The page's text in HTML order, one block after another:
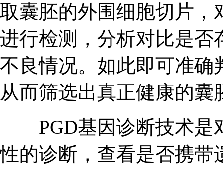
取囊胚的外围细胞切片，
进行检测，分析对比是否
不良情况。如此即可准确
从而筛选出真正健康的囊
PGD基因诊断技术是
性的诊断，查看是否携带